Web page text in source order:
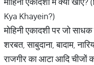
Kya Khayein?)
मोहिनी एकादशी पर जो
शरबत, साबुदाना, बादाम,
राजगीर का आटा आदि चीजों